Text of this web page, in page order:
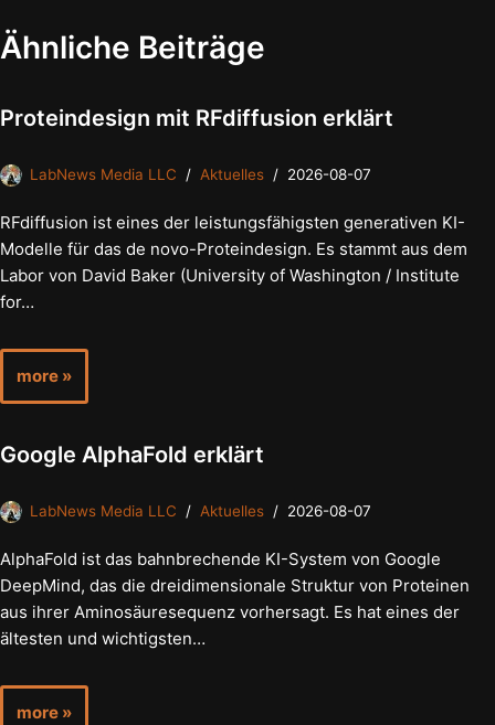
Ähnliche Beiträge
Proteindesign mit RFdiffusion erklärt
LabNews Media LLC Aktuelles 2026-08-07
RFdiffusion ist eines der leistungsfähigsten generativen KI-
Modelle für das de novo-Proteindesign. Es stammt aus dem
Labor von David Baker (University of Washington / Institute
for…
more »
Google AlphaFold erklärt
LabNews Media LLC Aktuelles 2026-08-07
AlphaFold ist das bahnbrechende KI-System von Google
DeepMind, das die dreidimensionale Struktur von Proteinen
aus ihrer Aminosäuresequenz vorhersagt. Es hat eines der
ältesten und wichtigsten…
more »